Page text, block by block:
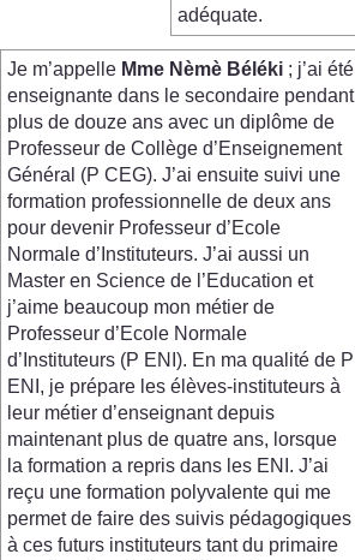
adéquate.
Je m’appelle Mme Nèmè Béléki ; j’ai été
enseignante dans le secondaire pendant
plus de douze ans avec un diplôme de
Professeur de Collège d’Enseignement
Général (P CEG). J’ai ensuite suivi une
formation professionnelle de deux ans
pour devenir Professeur d’Ecole
Normale d’Instituteurs. J’ai aussi un
Master en Science de l’Education et
j’aime beaucoup mon métier de
Professeur d’Ecole Normale
d’Instituteurs (P ENI). En ma qualité de P
ENI, je prépare les élèves-instituteurs à
leur métier d’enseignant depuis
maintenant plus de quatre ans, lorsque
la formation a repris dans les ENI. J’ai
reçu une formation polyvalente qui me
permet de faire des suivis pédagogiques
à ces futurs instituteurs tant du primaire